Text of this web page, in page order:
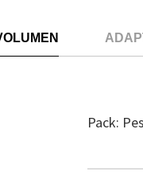
Pack: